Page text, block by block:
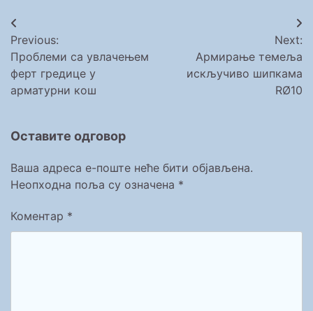
Кретање
чланка
Previous:
Проблеми са увлачењем
ферт гредице у
арматурни кош
Next:
Армирање темеља
искључиво шипкама
RØ10
Оставите одговор
Ваша адреса е-поште неће бити објављена.
Неопходна поља су означена *
Коментар *